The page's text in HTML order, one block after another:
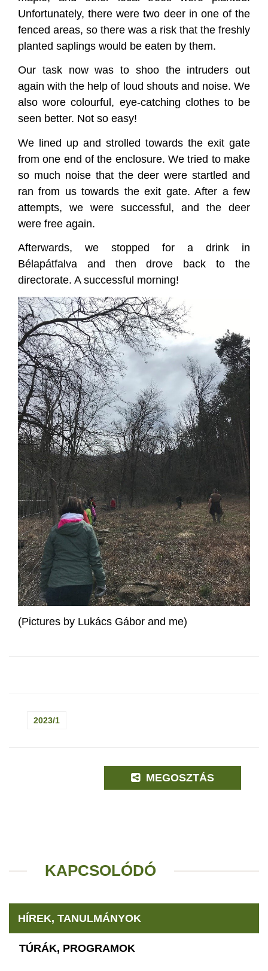
Unfortunately, there were two deer in one of the
fenced areas, so there was a risk that the freshly
planted saplings would be eaten by them.
Our task now was to shoo the intruders out
again with the help of loud shouts and noise. We
also wore colourful, eye-catching clothes to be
seen better. Not so easy!
We lined up and strolled towards the exit gate
from one end of the enclosure. We tried to make
so much noise that the deer were startled and
ran from us towards the exit gate. After a few
attempts, we were successful, and the deer
were free again.
Afterwards, we stopped for a drink in
Bélapátfalva and then drove back to the
directorate. A successful morning!
(Pictures by Lukács Gábor and me)
2023/1
MEGOSZTÁS
KAPCSOLÓDÓ
HÍREK, TANULMÁNYOK
TÚRÁK, PROGRAMOK